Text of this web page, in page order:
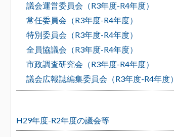
議会運営委員会（R3年度-R4年度）
常任委員会（R3年度-R4年度）
特別委員会（R3年度-R4年度）
全員協議会（R3年度-R4年度）
市政調査研究会（R3年度-R4年度）
議会広報誌編集委員会（R3年度-R4年度）
H29年度-R2年度の議会等